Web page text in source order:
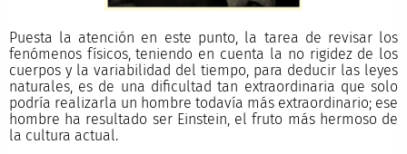
Puesta la atención en este punto, la tarea de revisar los
fenómenos físicos, teniendo en cuenta la no rigidez de los
cuerpos y la variabilidad del tiempo, para deducir las leyes
naturales, es de una dificultad tan extraordinaria que solo
podría realizarla un hombre todavía más extraordinario; ese
hombre ha resultado ser Einstein, el fruto más hermoso de
la cultura actual.